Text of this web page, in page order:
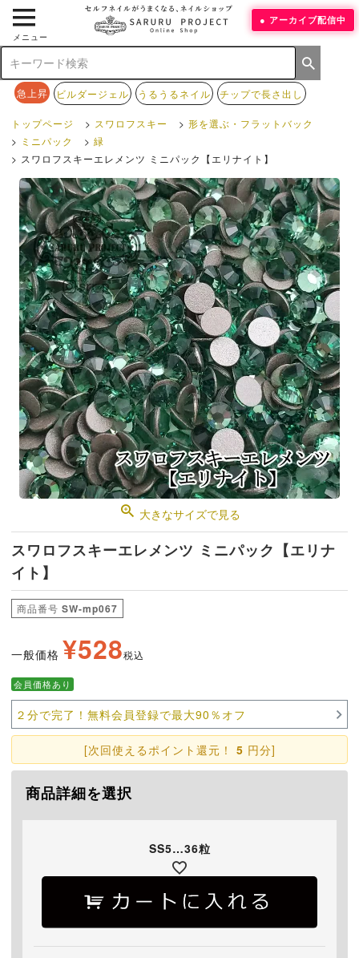
メニュー
急上昇 ビルダージェル うるうるネイル チップで長さ出し
アーカイブ配信中
トップページ スワロフスキー
形を選ぶ・フラットバック
ミニパック
緑
スワロフスキーエレメンツ ミニパック【エリナイト】
大きなサイズで見る
スワロフスキーエレメンツ ミニパック【エリナ
イト】
商品番号 SW-mp067
一般価格 ¥528税込
会員価格あり
２分で完了！無料会員登録で最大90％オフ
[次回使えるポイント還元！ 5 円分]
商品詳細を選択
SS5…36粒